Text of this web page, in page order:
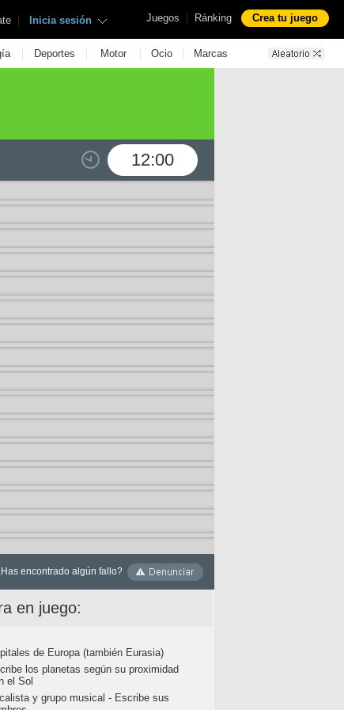
Juegos | Ránking Crea tu juego
| Inicia sesión
| Deportes | Motor | Ocio | Marcas
12:00
encontrado algún fallo?
en juego:
de Europa (también Eurasia)
los planetas según su proximidad
el Sol
y grupo musical - Escribe sus